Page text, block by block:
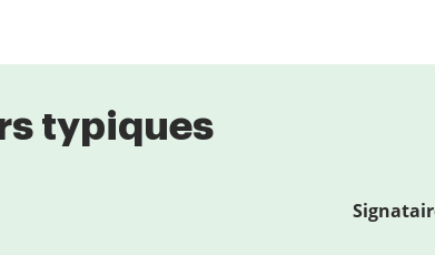
typiques